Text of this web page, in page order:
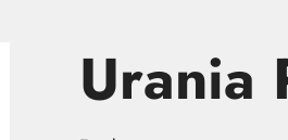
Urania